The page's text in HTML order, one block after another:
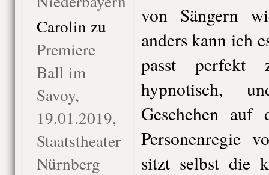
Carolin zu
Premiere
Ball im
Savoy,
19.01.2019,
Staatstheater
Nürnberg
von Sängern
anders kann ich
passt
hypnotisch,
Geschehen
Personenregie
sitzt selbst die